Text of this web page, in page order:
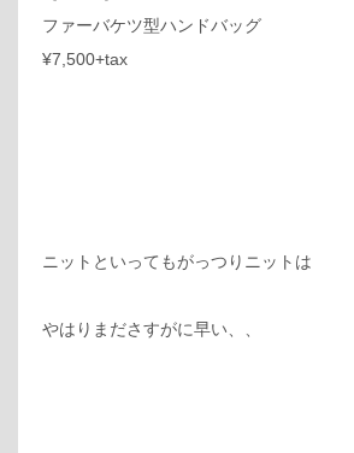
ファーバケツ型ハンドバッグ
¥7,500+tax
ニットといってもがっつりニットは
やはりまださすがに早い、、